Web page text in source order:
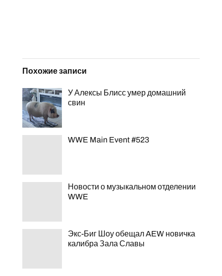
Похожие записи
У Алексы Блисс умер домашний
свин
WWE Main Event #523
Новости о музыкальном отделении
WWE
Экс-Биг Шоу обещал AEW новичка
калибра Зала Славы